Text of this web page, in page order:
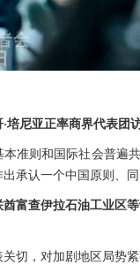
培尼亚正率商界代表
准则和国际社会普遍
承认一个中国原则、
富查伊拉石油工业区
切，对加剧地区局势